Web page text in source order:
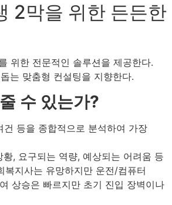
2막을 위한 든든한
위한 전문적인 솔루션을 제공한다.
는 맞춤형 컨설팅을 지향한다.
수 있는가?
등을 종합적으로 분석하여 가장
, 요구되는 역량, 예상되는 어려움 등
지사는 유망하지만 운전/컴퓨터
상승은 빠르지만 초기 진입 장벽이나